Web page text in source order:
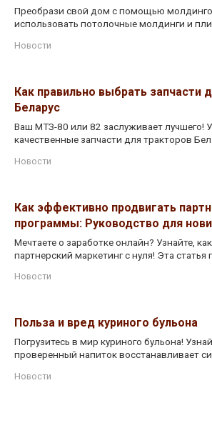
Преобрази свой дом с помощью
использовать потолочные молдинги и
Новости
Как правильно выбрать запчасти
Беларус
Ваш МТЗ-80 или 82 заслуживает лучшего!
качественные запчасти для тракторов
Новости
Как эффективно продвигать
программы: Руководство для
Мечтаете о заработке онлайн? Узнайте,
партнерский маркетинг с нуля! Эта
Новости
Польза и вред куриного бульона
Погрузитесь в мир куриного бульона!
проверенный напиток восстанавливает
Новости